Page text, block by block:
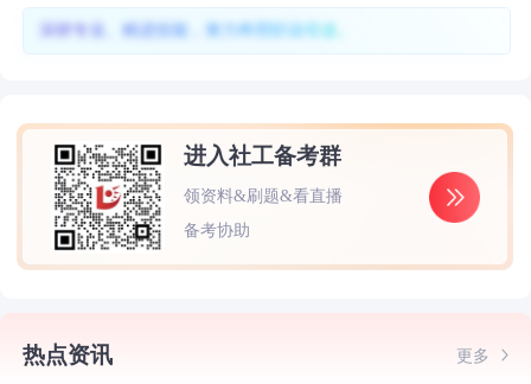
深耕专业、精进技能，努力终照职业坦途。
进入社工备考群
领资料&刷题&看直播
备考协助
热点资讯 更多